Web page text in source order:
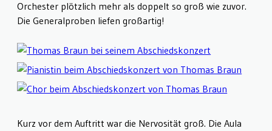
Orchester plötzlich mehr als doppelt so groß wie zuvor.
Die Generalproben liefen großartig!
Kurz vor dem Auftritt war die Nervosität groß. Die Aula